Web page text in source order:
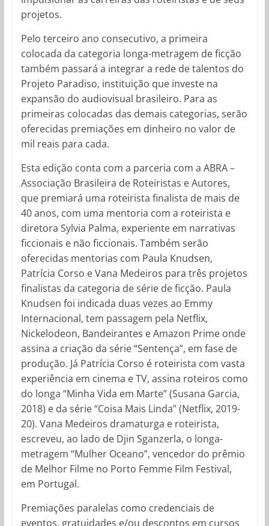
projetos.
Pelo terceiro ano consecutivo, a primeira
colocada da categoria longa-metragem de ficção
também passará a integrar a rede de talentos do
Projeto Paradiso, instituição que investe na
expansão do audiovisual brasileiro. Para as
primeiras colocadas das demais categorias, serão
oferecidas premiações em dinheiro no valor de
mil reais para cada.
Esta edição conta com a parceria com a ABRA –
Associação Brasileira de Roteiristas e Autores,
que premiará uma roteirista finalista de mais de
40 anos, com uma mentoria com a roteirista e
diretora Sylvia Palma, experiente em narrativas
ficcionais e não ficcionais. Também serão
oferecidas mentorias com Paula Knudsen,
Patrícia Corso e Vana Medeiros para três projetos
finalistas da categoria de série de ficção. Paula
Knudsen foi indicada duas vezes ao Emmy
Internacional, tem passagem pela Netflix,
Nickelodeon, Bandeirantes e Amazon Prime onde
assina a criação da série “Sentença”, em fase de
produção. Já Patrícia Corso é roteirista com vasta
experiência em cinema e TV, assina roteiros como
do longa “Minha Vida em Marte” (Susana Garcia,
2018) e da série “Coisa Mais Linda” (Netflix, 2019-
20). Vana Medeiros dramaturga e roteirista,
escreveu, ao lado de Djin Sganzerla, o longa-
metragem “Mulher Oceano”, vencedor do prêmio
de Melhor Filme no Porto Femme Film Festival,
em Portugal.
Premiações paralelas como credenciais de
eventos, gratuidades e/ou descontos em cursos